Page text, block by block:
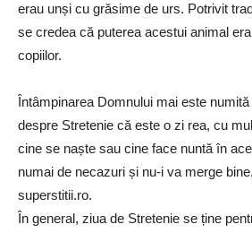
erau unși cu grăsime de urs. Potrivit
se credea că puterea acestui animal
copiilor.
Întâmpinarea Domnului mai este
despre Stretenie că este o zi rea, cu
cine se naște sau cine face nuntă în
numai de necazuri și nu-i va merge
superstitii.ro.
În general, ziua de Stretenie se ține